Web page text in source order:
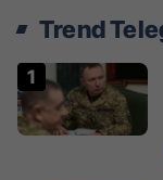
Trend